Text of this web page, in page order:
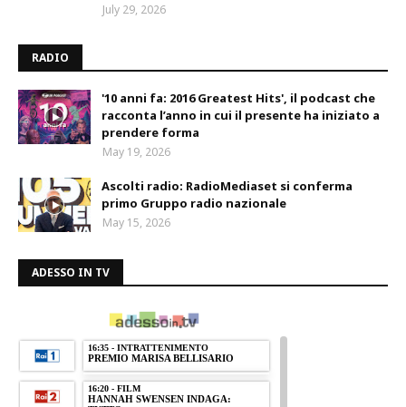
July 29, 2026
RADIO
'10 anni fa: 2016 Greatest Hits', il podcast che
racconta l’anno in cui il presente ha iniziato a
prendere forma
May 19, 2026
Ascolti radio: RadioMediaset si conferma
primo Gruppo radio nazionale
May 15, 2026
ADESSO IN TV